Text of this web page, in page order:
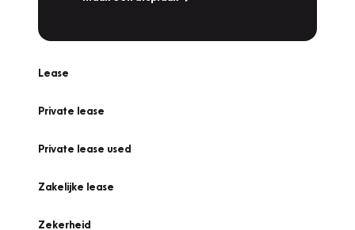
Lease
Private lease
Private lease used
Zakelijke lease
Zekerheid